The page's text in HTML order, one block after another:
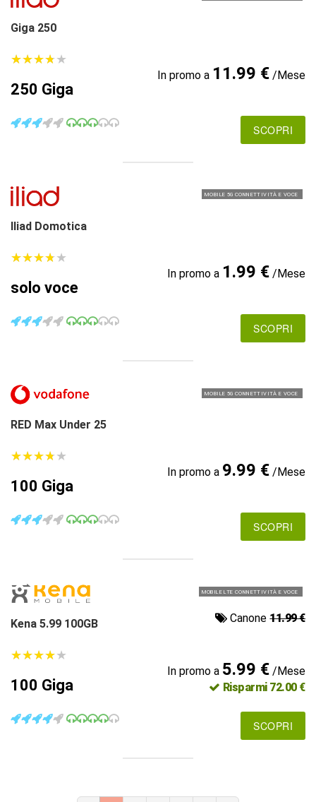
Giga 250
★★★★★
★★★★★
250 Giga
In promo a 11.99 €/Mese
SCOPRI
MOBILE 5G CONNETTIVITÀ E VOCE
Iliad Domotica
★★★★★
★★★★★
solo voce
In promo a 1.99 €/Mese
SCOPRI
MOBILE 5G CONNETTIVITÀ E VOCE
RED Max Under 25
★★★★★
★★★★★
100 Giga
In promo a 9.99 €/Mese
SCOPRI
MOBILE LTE CONNETTIVITÀ E VOCE
Kena 5.99 100GB Canone11.99 €
★★★★★
★★★★★
100 Giga
In promo a 5.99 €/Mese
Risparmi 72.00 €
SCOPRI